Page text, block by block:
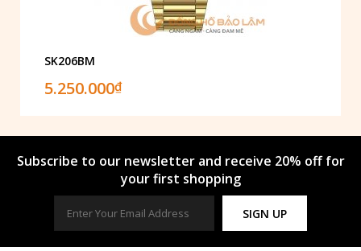
SK206BM
5.250.000₫
Subscribe to our newsletter and receive 20% off for
your first shopping
SIGN UP